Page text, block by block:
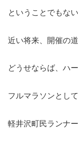
ということでもな
近い将来、開催の
どうせならば、ハ
フルマラソンとし
軽井沢町民ランナ